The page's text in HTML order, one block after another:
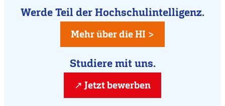
Flensburg
kreativ
Werde Teil der Hochschulintelligenz.
Mehr über die HI >
Studiere mit uns.
Jetzt bewerben